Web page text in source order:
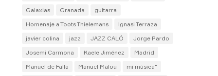
Galaxias
Granada
guitarra
Homenaje a Toots Thielemans
Ignasi Terraza
javier colina
jazz JAZZ CALÓ
Jorge Pardo
Josemi Carmona
Kaele Jiménez
Madrid
Manuel de Falla
Manuel Malou
mi música"